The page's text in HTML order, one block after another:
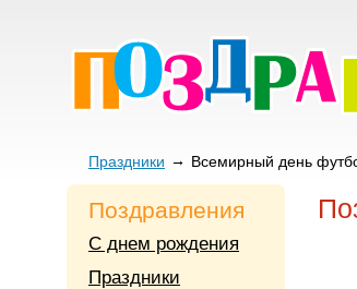
Праздники Всемирный день
Поздравления
С днем рождения
Праздники